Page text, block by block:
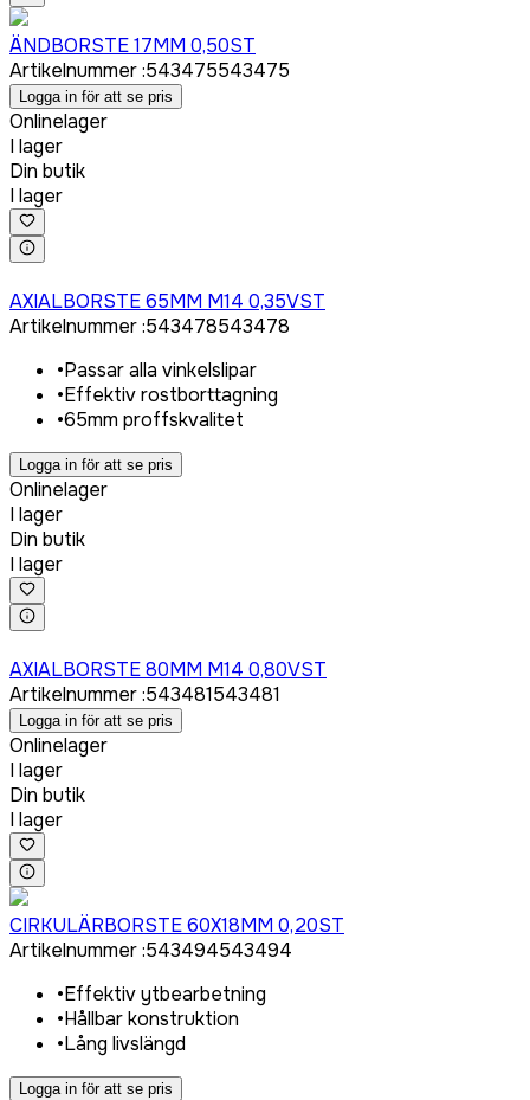
Logga in för att köpa
ÄNDBORSTE 17MM 0,50ST
Artikelnummer:543475543475
Logga in för att se pris
Onlinelager
I lager
Din butik
I lager
AXIALBORSTE 65MM M14 0,35VST
Artikelnummer:543478543478
•Passar alla vinkelslipar
•Effektiv rostborttagning
•65mm proffskvalitet
Logga in för att se pris
Onlinelager
I lager
Din butik
I lager
AXIALBORSTE 80MM M14 0,80VST
Artikelnummer:543481543481
Logga in för att se pris
Onlinelager
I lager
Din butik
I lager
Logga in för att köpa
CIRKULÄRBORSTE 60X18MM 0,20ST
Artikelnummer:543494543494
•Effektiv ytbearbetning
•Hållbar konstruktion
•Lång livslängd
Logga in för att se pris